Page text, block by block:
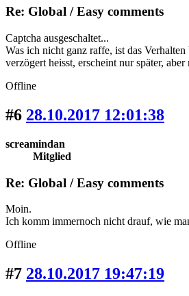
Re: Global / Easy comments
Captcha ausgeschaltet...
Was ich nicht ganz raffe, ist das
verzögert heisst, erscheint nur später,
Offline
#6 28.10.2017 12:01:38
screamindan
Mitglied
Re: Global / Easy comments
Moin.
Ich komm immernoch nicht drauf, wie
Offline
#7 28.10.2017 19:47:19